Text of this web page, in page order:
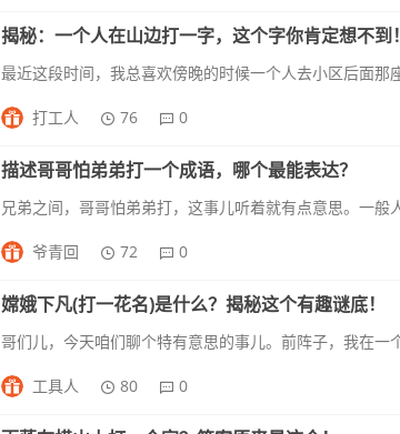
揭秘：一个人在山边打一字，这个字你肯定想不到！
打工人 76 0
描述哥哥怕弟弟打一个成语，哪个最能表达？
爷青回 72 0
嫦娥下凡(打一花名)是什么？揭秘这个有趣谜底！
工具人 80 0